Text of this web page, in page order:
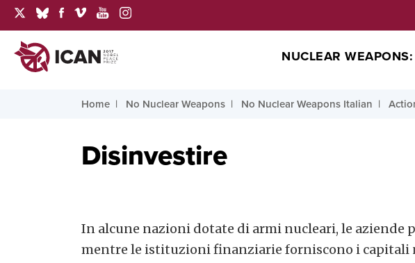
NUCLEAR
Home No Nuclear Weapons No Nuclear Weapons Italian
Disinvestire
In alcune nazioni dotate di armi nucleari, le aziende
mentre le istituzioni finanziarie forniscono i capitali